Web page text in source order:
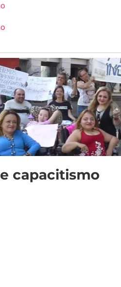
capacitismo